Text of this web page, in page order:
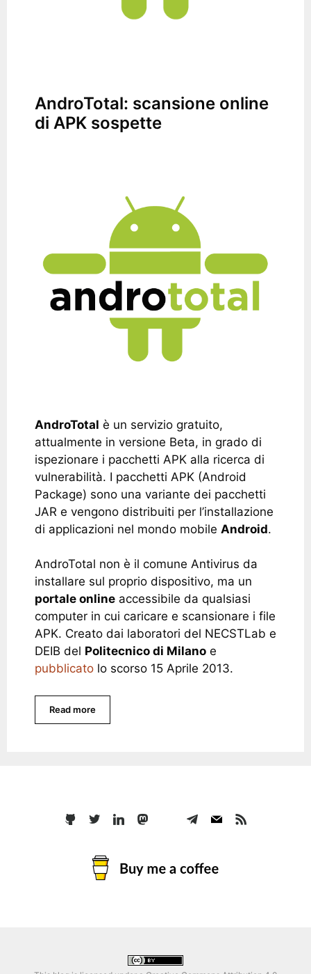
AndroTotal: scansione online
di APK sospette
AndroTotal è un servizio gratuito,
attualmente in versione Beta, in grado di
ispezionare i pacchetti APK alla ricerca di
vulnerabilità. I pacchetti APK (Android
Package) sono una variante dei pacchetti
JAR e vengono distribuiti per l’installazione
di applicazioni nel mondo mobile Android.
AndroTotal non è il comune Antivirus da
installare sul proprio dispositivo, ma un
portale online accessibile da qualsiasi
computer in cui caricare e scansionare i file
APK. Creato dai laboratori del NECSTLab e
DEIB del Politecnico di Milano e
pubblicato lo scorso 15 Aprile 2013.
Read more